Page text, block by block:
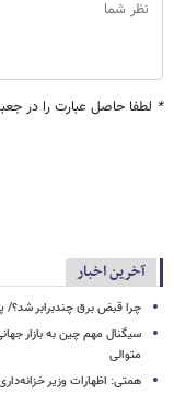
* لطفا حاصل عبارت را در
آخرین اخبار
چرا قبض برق چندبرابر
سیگنال‌ مهم چین به بازار
متوالی
همتی: اظهارات وزیر